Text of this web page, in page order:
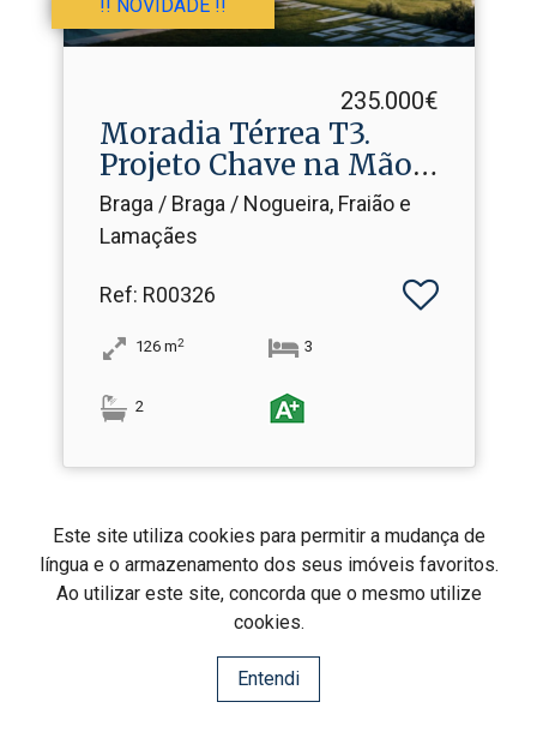
Este site utiliza cookies para permitir a mudança de
língua e o armazenamento dos seus imóveis favoritos.
Ao utilizar este site, concorda que o mesmo utilize
cookies.
Entendi
!! NOVIDADE !!
235.000€
Moradia Térrea T3.​
Projeto Chave na Mão -
Bra...
Braga / Braga / Nogueira, Fraião e
Lamaçães
Ref: R00326
126 m2 3
2
2
REALMA
Realma ImobiliáriaAMI: 19761